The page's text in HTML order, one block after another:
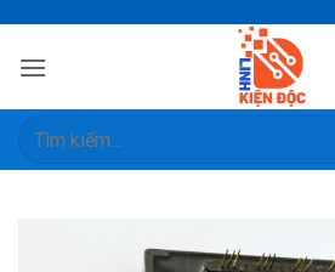
content
Tìm
kiếm: